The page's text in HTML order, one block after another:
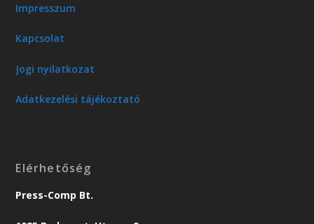
Impresszum
Kapcsolat
Jogi nyilatkozat
Adatkezelési tájékoztató
Elérhetőség
Press-Comp Bt.